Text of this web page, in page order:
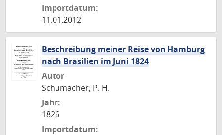
Importdatum:
11.01.2012
Beschreibung meiner Reise von Hamburg
nach Brasilien im Juni 1824
Autor
Schumacher, P. H.
Jahr:
1826
Importdatum: